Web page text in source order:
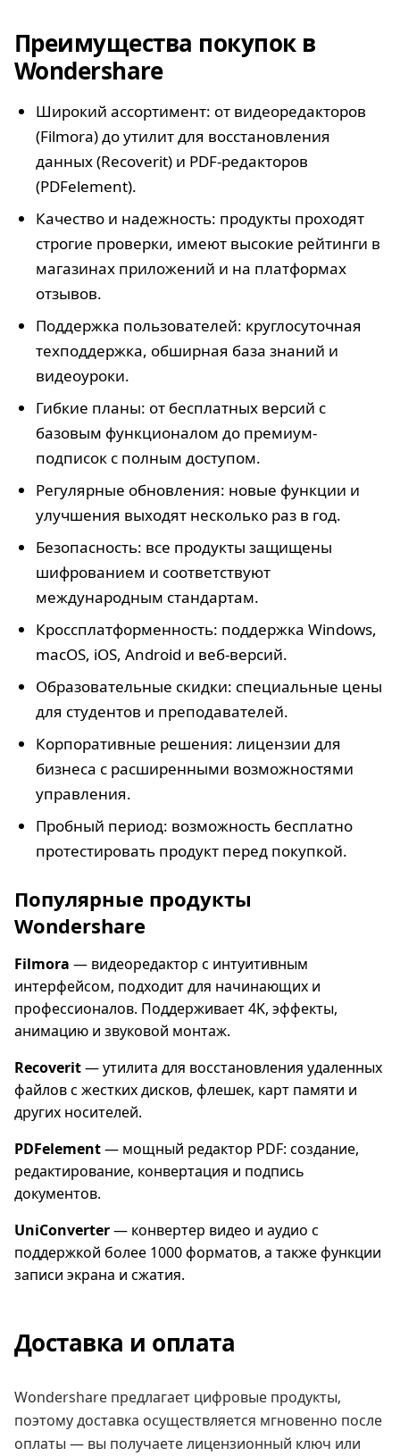
Преимущества покупок в
Wondershare
Широкий ассортимент: от видеоредакторов
(Filmora) до утилит для восстановления
данных (Recoverit) и PDF-редакторов
(PDFelement).
Качество и надежность: продукты проходят
строгие проверки, имеют высокие рейтинги в
магазинах приложений и на платформах
отзывов.
Поддержка пользователей: круглосуточная
техподдержка, обширная база знаний и
видеоуроки.
Гибкие планы: от бесплатных версий с
базовым функционалом до премиум-
подписок с полным доступом.
Регулярные обновления: новые функции и
улучшения выходят несколько раз в год.
Безопасность: все продукты защищены
шифрованием и соответствуют
международным стандартам.
Кроссплатформенность: поддержка Windows,
macOS, iOS, Android и веб-версий.
Образовательные скидки: специальные цены
для студентов и преподавателей.
Корпоративные решения: лицензии для
бизнеса с расширенными возможностями
управления.
Пробный период: возможность бесплатно
протестировать продукт перед покупкой.
Популярные продукты
Wondershare
Filmora — видеоредактор с интуитивным
интерфейсом, подходит для начинающих и
профессионалов. Поддерживает 4K, эффекты,
анимацию и звуковой монтаж.
Recoverit— утилита для восстановления удаленных
файлов с жестких дисков, флешек, карт памяти и
других носителей.
PDFelement— мощный редактор PDF: создание,
редактирование, конвертация и подпись
документов.
UniConverter— конвертер видео и аудио с
поддержкой более 1000 форматов, а также функции
записи экрана и сжатия.
Доставка и оплата
Wondershare предлагает цифровые продукты,
поэтому доставка осуществляется мгновенно после
оплаты — вы получаете лицензионный ключ или